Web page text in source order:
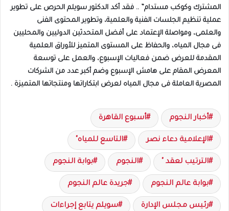
المشترك وكوكب مستدام” .. فقد أكد الدكتور سويلم الحرص على تطوير
عملية تنظيم الجلسات الفنية والعلمية، وتطوير المحتوى الفنى
والعلمى، ومواصلة الإعتماد على أفضل المتحدثين الدوليين والمحليين
فى مجال المياه، والحفاظ على المستوى المتميز للأوراق العلمية
المقدمة للعرض ضمن فعاليات الإسبوع، والعمل على توسعة
المعرض المقام على هامش الإسبوع وضم أكبر عدد من الشركات
المصرية العاملة فى مجال المياه لعرض ابتكاراتها ومنتجاتها المتميزة .
أخبار النجوم أسبوع القاهرة
الإعلامية دعاء نصر التاسع للمياه"
الترتيب لعقد " النجوم بوابة النجوم
بوابة عالم النجوم جريدة عالم النجوم
رئيس مجلس الإدارة سويلم يتابع إجراءات